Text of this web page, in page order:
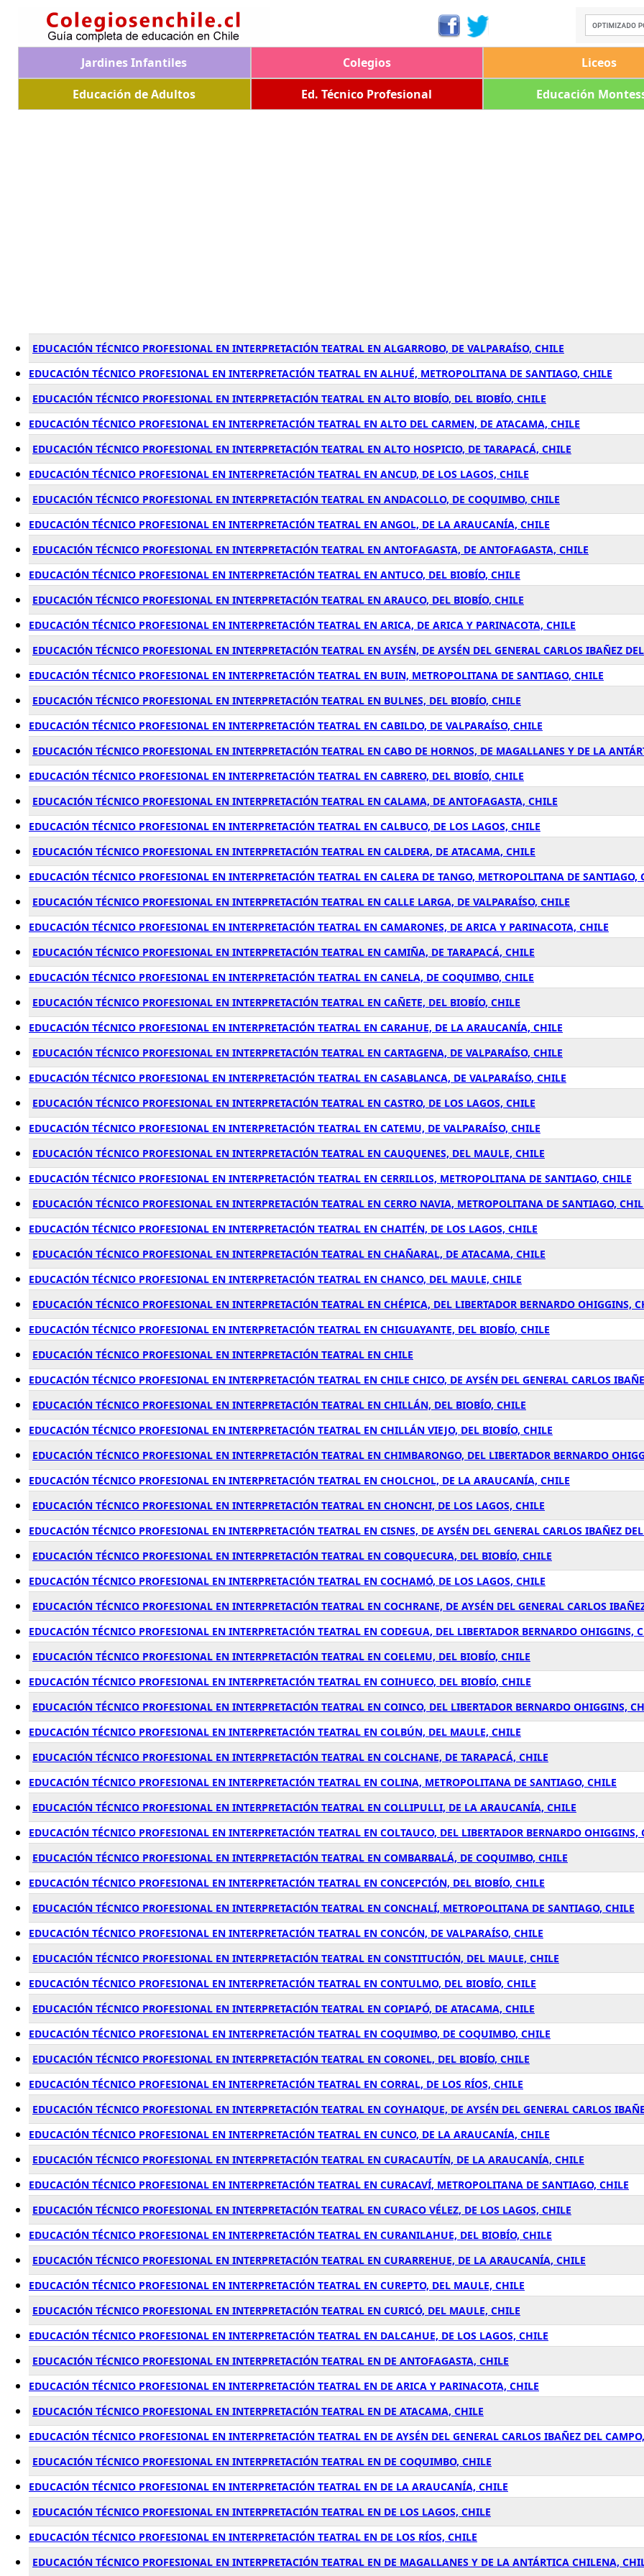
Jardines Infantiles Colegios
Liceos
Educación de Adultos
Ed. Técnico Profesional Educación
EDUCACIÓN TÉCNICO PROFESIONAL EN INTERPRETACIÓN TEATRAL EN ALGARROBO, DE VALPARAÍSO, CHILE
EDUCACIÓN TÉCNICO PROFESIONAL EN INTERPRETACIÓN TEATRAL EN ALHUÉ, METROPOLITANA DE SANTIAGO, CHILE
EDUCACIÓN TÉCNICO PROFESIONAL EN INTERPRETACIÓN TEATRAL EN ALTO BIOBÍO, DEL BIOBÍO, CHILE
EDUCACIÓN TÉCNICO PROFESIONAL EN INTERPRETACIÓN TEATRAL EN ALTO DEL CARMEN, DE ATACAMA, CHILE
EDUCACIÓN TÉCNICO PROFESIONAL EN INTERPRETACIÓN TEATRAL EN ALTO HOSPICIO, DE TARAPACÁ, CHILE
EDUCACIÓN TÉCNICO PROFESIONAL EN INTERPRETACIÓN TEATRAL EN ANCUD, DE LOS LAGOS, CHILE
EDUCACIÓN TÉCNICO PROFESIONAL EN INTERPRETACIÓN TEATRAL EN ANDACOLLO, DE COQUIMBO, CHILE
EDUCACIÓN TÉCNICO PROFESIONAL EN INTERPRETACIÓN TEATRAL EN ANGOL, DE LA ARAUCANÍA, CHILE
EDUCACIÓN TÉCNICO PROFESIONAL EN INTERPRETACIÓN TEATRAL EN ANTOFAGASTA, DE ANTOFAGASTA, CHILE
EDUCACIÓN TÉCNICO PROFESIONAL EN INTERPRETACIÓN TEATRAL EN ANTUCO, DEL BIOBÍO, CHILE
EDUCACIÓN TÉCNICO PROFESIONAL EN INTERPRETACIÓN TEATRAL EN ARAUCO, DEL BIOBÍO, CHILE
EDUCACIÓN TÉCNICO PROFESIONAL EN INTERPRETACIÓN TEATRAL EN ARICA, DE ARICA Y PARINACOTA, CHILE
EDUCACIÓN TÉCNICO PROFESIONAL EN INTERPRETACIÓN TEATRAL EN AYSÉN, DE AYSÉN DEL GENERAL CARLOS IBAÑEZ
EDUCACIÓN TÉCNICO PROFESIONAL EN INTERPRETACIÓN TEATRAL EN BUIN, METROPOLITANA DE SANTIAGO, CHILE
EDUCACIÓN TÉCNICO PROFESIONAL EN INTERPRETACIÓN TEATRAL EN BULNES, DEL BIOBÍO, CHILE
EDUCACIÓN TÉCNICO PROFESIONAL EN INTERPRETACIÓN TEATRAL EN CABILDO, DE VALPARAÍSO, CHILE
EDUCACIÓN TÉCNICO PROFESIONAL EN INTERPRETACIÓN TEATRAL EN CABO DE HORNOS, DE MAGALLANES Y DE LA
EDUCACIÓN TÉCNICO PROFESIONAL EN INTERPRETACIÓN TEATRAL EN CABRERO, DEL BIOBÍO, CHILE
EDUCACIÓN TÉCNICO PROFESIONAL EN INTERPRETACIÓN TEATRAL EN CALAMA, DE ANTOFAGASTA, CHILE
EDUCACIÓN TÉCNICO PROFESIONAL EN INTERPRETACIÓN TEATRAL EN CALBUCO, DE LOS LAGOS, CHILE
EDUCACIÓN TÉCNICO PROFESIONAL EN INTERPRETACIÓN TEATRAL EN CALDERA, DE ATACAMA, CHILE
EDUCACIÓN TÉCNICO PROFESIONAL EN INTERPRETACIÓN TEATRAL EN CALERA DE TANGO, METROPOLITANA DE SANTIAGO,
EDUCACIÓN TÉCNICO PROFESIONAL EN INTERPRETACIÓN TEATRAL EN CALLE LARGA, DE VALPARAÍSO, CHILE
EDUCACIÓN TÉCNICO PROFESIONAL EN INTERPRETACIÓN TEATRAL EN CAMARONES, DE ARICA Y PARINACOTA, CHILE
EDUCACIÓN TÉCNICO PROFESIONAL EN INTERPRETACIÓN TEATRAL EN CAMIÑA, DE TARAPACÁ, CHILE
EDUCACIÓN TÉCNICO PROFESIONAL EN INTERPRETACIÓN TEATRAL EN CANELA, DE COQUIMBO, CHILE
EDUCACIÓN TÉCNICO PROFESIONAL EN INTERPRETACIÓN TEATRAL EN CAÑETE, DEL BIOBÍO, CHILE
EDUCACIÓN TÉCNICO PROFESIONAL EN INTERPRETACIÓN TEATRAL EN CARAHUE, DE LA ARAUCANÍA, CHILE
EDUCACIÓN TÉCNICO PROFESIONAL EN INTERPRETACIÓN TEATRAL EN CARTAGENA, DE VALPARAÍSO, CHILE
EDUCACIÓN TÉCNICO PROFESIONAL EN INTERPRETACIÓN TEATRAL EN CASABLANCA, DE VALPARAÍSO, CHILE
EDUCACIÓN TÉCNICO PROFESIONAL EN INTERPRETACIÓN TEATRAL EN CASTRO, DE LOS LAGOS, CHILE
EDUCACIÓN TÉCNICO PROFESIONAL EN INTERPRETACIÓN TEATRAL EN CATEMU, DE VALPARAÍSO, CHILE
EDUCACIÓN TÉCNICO PROFESIONAL EN INTERPRETACIÓN TEATRAL EN CAUQUENES, DEL MAULE, CHILE
EDUCACIÓN TÉCNICO PROFESIONAL EN INTERPRETACIÓN TEATRAL EN CERRILLOS, METROPOLITANA DE SANTIAGO, CHILE
EDUCACIÓN TÉCNICO PROFESIONAL EN INTERPRETACIÓN TEATRAL EN CERRO NAVIA, METROPOLITANA DE SANTIAGO,
EDUCACIÓN TÉCNICO PROFESIONAL EN INTERPRETACIÓN TEATRAL EN CHAITÉN, DE LOS LAGOS, CHILE
EDUCACIÓN TÉCNICO PROFESIONAL EN INTERPRETACIÓN TEATRAL EN CHAÑARAL, DE ATACAMA, CHILE
EDUCACIÓN TÉCNICO PROFESIONAL EN INTERPRETACIÓN TEATRAL EN CHANCO, DEL MAULE, CHILE
EDUCACIÓN TÉCNICO PROFESIONAL EN INTERPRETACIÓN TEATRAL EN CHÉPICA, DEL LIBERTADOR BERNARDO OHIGGINS,
EDUCACIÓN TÉCNICO PROFESIONAL EN INTERPRETACIÓN TEATRAL EN CHIGUAYANTE, DEL BIOBÍO, CHILE
EDUCACIÓN TÉCNICO PROFESIONAL EN INTERPRETACIÓN TEATRAL EN CHILE
EDUCACIÓN TÉCNICO PROFESIONAL EN INTERPRETACIÓN TEATRAL EN CHILE CHICO, DE AYSÉN DEL GENERAL CARLOS
EDUCACIÓN TÉCNICO PROFESIONAL EN INTERPRETACIÓN TEATRAL EN CHILLÁN, DEL BIOBÍO, CHILE
EDUCACIÓN TÉCNICO PROFESIONAL EN INTERPRETACIÓN TEATRAL EN CHILLÁN VIEJO, DEL BIOBÍO, CHILE
EDUCACIÓN TÉCNICO PROFESIONAL EN INTERPRETACIÓN TEATRAL EN CHIMBARONGO, DEL LIBERTADOR BERNARDO
EDUCACIÓN TÉCNICO PROFESIONAL EN INTERPRETACIÓN TEATRAL EN CHOLCHOL, DE LA ARAUCANÍA, CHILE
EDUCACIÓN TÉCNICO PROFESIONAL EN INTERPRETACIÓN TEATRAL EN CHONCHI, DE LOS LAGOS, CHILE
EDUCACIÓN TÉCNICO PROFESIONAL EN INTERPRETACIÓN TEATRAL EN CISNES, DE AYSÉN DEL GENERAL CARLOS IBAÑEZ
EDUCACIÓN TÉCNICO PROFESIONAL EN INTERPRETACIÓN TEATRAL EN COBQUECURA, DEL BIOBÍO, CHILE
EDUCACIÓN TÉCNICO PROFESIONAL EN INTERPRETACIÓN TEATRAL EN COCHAMÓ, DE LOS LAGOS, CHILE
EDUCACIÓN TÉCNICO PROFESIONAL EN INTERPRETACIÓN TEATRAL EN COCHRANE, DE AYSÉN DEL GENERAL CARLOS
EDUCACIÓN TÉCNICO PROFESIONAL EN INTERPRETACIÓN TEATRAL EN CODEGUA, DEL LIBERTADOR BERNARDO OHIGGINS,
EDUCACIÓN TÉCNICO PROFESIONAL EN INTERPRETACIÓN TEATRAL EN COELEMU, DEL BIOBÍO, CHILE
EDUCACIÓN TÉCNICO PROFESIONAL EN INTERPRETACIÓN TEATRAL EN COIHUECO, DEL BIOBÍO, CHILE
EDUCACIÓN TÉCNICO PROFESIONAL EN INTERPRETACIÓN TEATRAL EN COINCO, DEL LIBERTADOR BERNARDO OHIGGINS,
EDUCACIÓN TÉCNICO PROFESIONAL EN INTERPRETACIÓN TEATRAL EN COLBÚN, DEL MAULE, CHILE
EDUCACIÓN TÉCNICO PROFESIONAL EN INTERPRETACIÓN TEATRAL EN COLCHANE, DE TARAPACÁ, CHILE
EDUCACIÓN TÉCNICO PROFESIONAL EN INTERPRETACIÓN TEATRAL EN COLINA, METROPOLITANA DE SANTIAGO, CHILE
EDUCACIÓN TÉCNICO PROFESIONAL EN INTERPRETACIÓN TEATRAL EN COLLIPULLI, DE LA ARAUCANÍA, CHILE
EDUCACIÓN TÉCNICO PROFESIONAL EN INTERPRETACIÓN TEATRAL EN COLTAUCO, DEL LIBERTADOR BERNARDO OHIGGINS,
EDUCACIÓN TÉCNICO PROFESIONAL EN INTERPRETACIÓN TEATRAL EN COMBARBALÁ, DE COQUIMBO, CHILE
EDUCACIÓN TÉCNICO PROFESIONAL EN INTERPRETACIÓN TEATRAL EN CONCEPCIÓN, DEL BIOBÍO, CHILE
EDUCACIÓN TÉCNICO PROFESIONAL EN INTERPRETACIÓN TEATRAL EN CONCHALÍ, METROPOLITANA DE SANTIAGO, CHILE
EDUCACIÓN TÉCNICO PROFESIONAL EN INTERPRETACIÓN TEATRAL EN CONCÓN, DE VALPARAÍSO, CHILE
EDUCACIÓN TÉCNICO PROFESIONAL EN INTERPRETACIÓN TEATRAL EN CONSTITUCIÓN, DEL MAULE, CHILE
EDUCACIÓN TÉCNICO PROFESIONAL EN INTERPRETACIÓN TEATRAL EN CONTULMO, DEL BIOBÍO, CHILE
EDUCACIÓN TÉCNICO PROFESIONAL EN INTERPRETACIÓN TEATRAL EN COPIAPÓ, DE ATACAMA, CHILE
EDUCACIÓN TÉCNICO PROFESIONAL EN INTERPRETACIÓN TEATRAL EN COQUIMBO, DE COQUIMBO, CHILE
EDUCACIÓN TÉCNICO PROFESIONAL EN INTERPRETACIÓN TEATRAL EN CORONEL, DEL BIOBÍO, CHILE
EDUCACIÓN TÉCNICO PROFESIONAL EN INTERPRETACIÓN TEATRAL EN CORRAL, DE LOS RÍOS, CHILE
EDUCACIÓN TÉCNICO PROFESIONAL EN INTERPRETACIÓN TEATRAL EN COYHAIQUE, DE AYSÉN DEL GENERAL CARLOS
EDUCACIÓN TÉCNICO PROFESIONAL EN INTERPRETACIÓN TEATRAL EN CUNCO, DE LA ARAUCANÍA, CHILE
EDUCACIÓN TÉCNICO PROFESIONAL EN INTERPRETACIÓN TEATRAL EN CURACAUTÍN, DE LA ARAUCANÍA, CHILE
EDUCACIÓN TÉCNICO PROFESIONAL EN INTERPRETACIÓN TEATRAL EN CURACAVÍ, METROPOLITANA DE SANTIAGO, CHILE
EDUCACIÓN TÉCNICO PROFESIONAL EN INTERPRETACIÓN TEATRAL EN CURACO VÉLEZ, DE LOS LAGOS, CHILE
EDUCACIÓN TÉCNICO PROFESIONAL EN INTERPRETACIÓN TEATRAL EN CURANILAHUE, DEL BIOBÍO, CHILE
EDUCACIÓN TÉCNICO PROFESIONAL EN INTERPRETACIÓN TEATRAL EN CURARREHUE, DE LA ARAUCANÍA, CHILE
EDUCACIÓN TÉCNICO PROFESIONAL EN INTERPRETACIÓN TEATRAL EN CUREPTO, DEL MAULE, CHILE
EDUCACIÓN TÉCNICO PROFESIONAL EN INTERPRETACIÓN TEATRAL EN CURICÓ, DEL MAULE, CHILE
EDUCACIÓN TÉCNICO PROFESIONAL EN INTERPRETACIÓN TEATRAL EN DALCAHUE, DE LOS LAGOS, CHILE
EDUCACIÓN TÉCNICO PROFESIONAL EN INTERPRETACIÓN TEATRAL EN DE ANTOFAGASTA, CHILE
EDUCACIÓN TÉCNICO PROFESIONAL EN INTERPRETACIÓN TEATRAL EN DE ARICA Y PARINACOTA, CHILE
EDUCACIÓN TÉCNICO PROFESIONAL EN INTERPRETACIÓN TEATRAL EN DE ATACAMA, CHILE
EDUCACIÓN TÉCNICO PROFESIONAL EN INTERPRETACIÓN TEATRAL EN DE AYSÉN DEL GENERAL CARLOS IBAÑEZ DEL
EDUCACIÓN TÉCNICO PROFESIONAL EN INTERPRETACIÓN TEATRAL EN DE COQUIMBO, CHILE
EDUCACIÓN TÉCNICO PROFESIONAL EN INTERPRETACIÓN TEATRAL EN DE LA ARAUCANÍA, CHILE
EDUCACIÓN TÉCNICO PROFESIONAL EN INTERPRETACIÓN TEATRAL EN DE LOS LAGOS, CHILE
EDUCACIÓN TÉCNICO PROFESIONAL EN INTERPRETACIÓN TEATRAL EN DE LOS RÍOS, CHILE
EDUCACIÓN TÉCNICO PROFESIONAL EN INTERPRETACIÓN TEATRAL EN DE MAGALLANES Y DE LA ANTÁRTICA CHILENA,